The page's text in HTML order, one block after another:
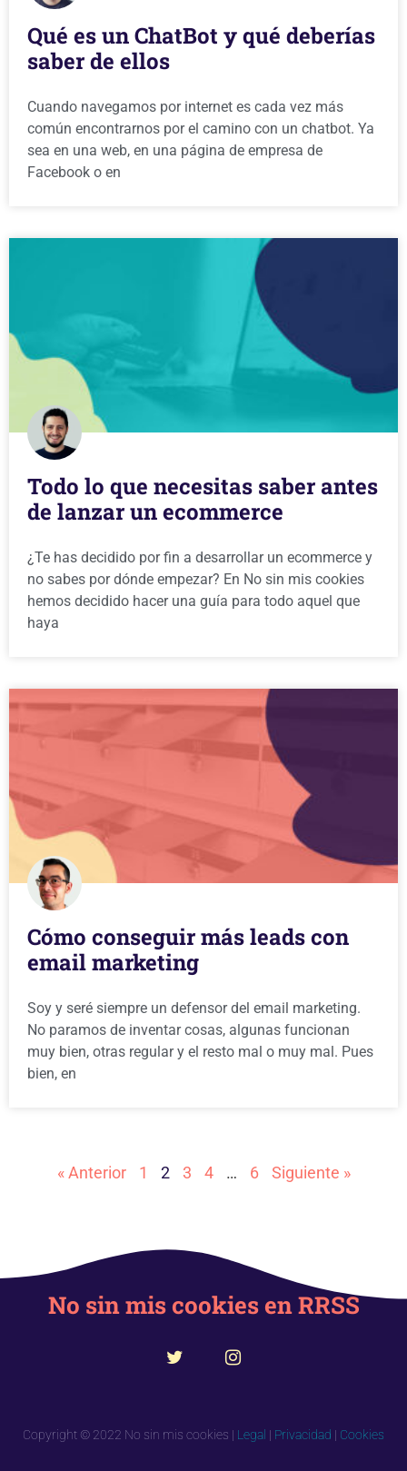
Qué es un ChatBot y qué deberías
saber de ellos
Cuando navegamos por internet es cada vez más
común encontrarnos por el camino con un chatbot. Ya
sea en una web, en una página de empresa de
Facebook o en
Todo lo que necesitas saber antes
de lanzar un ecommerce
¿Te has decidido por fin a desarrollar un ecommerce y
no sabes por dónde empezar? En No sin mis cookies
hemos decidido hacer una guía para todo aquel que
haya
Cómo conseguir más leads con
email marketing
Soy y seré siempre un defensor del email marketing.
No paramos de inventar cosas, algunas funcionan
muy bien, otras regular y el resto mal o muy mal. Pues
bien, en
« Anterior 1 2 3 4 … 6 Siguiente »
No sin mis cookies en RRSS
Copyright © 2022 No sin mis cookies | Legal | Privacidad | Cookies